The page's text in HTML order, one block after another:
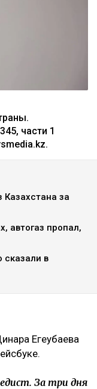
части 1
Казахстана за
автогаз пропал,
сказали в
Егеубаева
За три дня